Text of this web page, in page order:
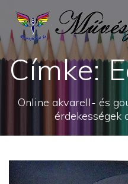
Címke:
Online akvarell- és
érdekességek